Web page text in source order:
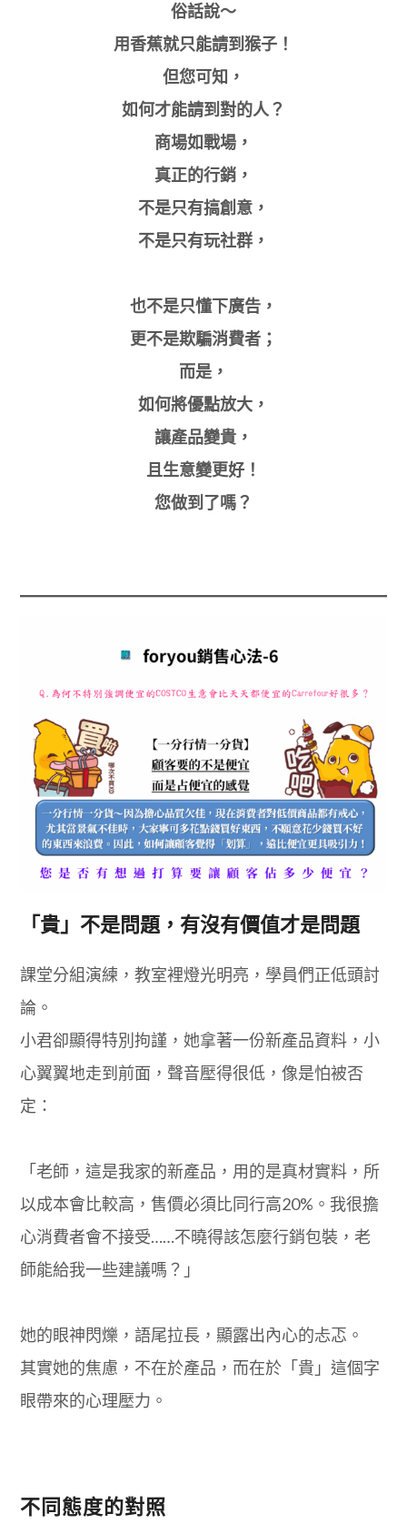
俗話說～
用香蕉就只能請到猴子！
但您可知，
如何才能請到對的人？
商場如戰場，
真正的行銷，
不是只有搞創意，
不是只有玩社群，
也不是只懂下廣告，
更不是欺騙消費者；
而是，
如何將優點放大，
讓產品變貴，
且生意變更好！
您做到了嗎？
「貴」不是問題，有沒有價值才是問題
課堂分組演練，教室裡燈光明亮，學員們正低頭討
論。
小君卻顯得特別拘謹，她拿著一份新產品資料，小
心翼翼地走到前面，聲音壓得很低，像是怕被否
定：
「老師，這是我家的新產品，用的是真材實料，所
以成本會比較高，售價必須比同行高20%。我很擔
心消費者會不接受……不曉得該怎麼行銷包裝，老
師能給我一些建議嗎？」
她的眼神閃爍，語尾拉長，顯露出內心的忐忑。
其實她的焦慮，不在於產品，而在於「貴」這個字
眼帶來的心理壓力。
不同態度的對照